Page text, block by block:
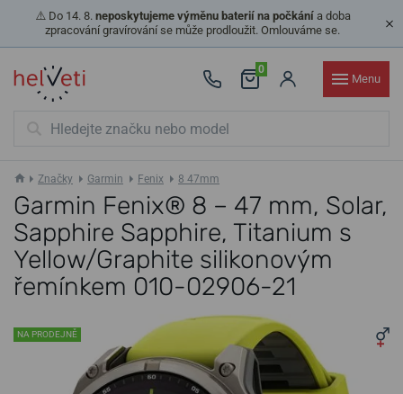
⚠️ Do 14. 8. neposkytujeme výměnu baterií na počkánía doba
zpracování gravírování se může prodloužit. Omlouváme se.
0
Menu
Značky Garmin Fenix 8 47mm
Garmin Fenix® 8 – 47 mm, Solar,
Sapphire Sapphire, Titanium s
Yellow/Graphite silikonovým
řemínkem 010-02906-21
NA PRODEJNĚ